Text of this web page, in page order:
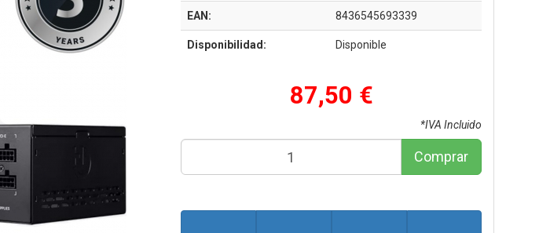
EAN: 8436545693339
Disponibilidad: Disponible
87,50 €
*IVA Incluido
Comprar